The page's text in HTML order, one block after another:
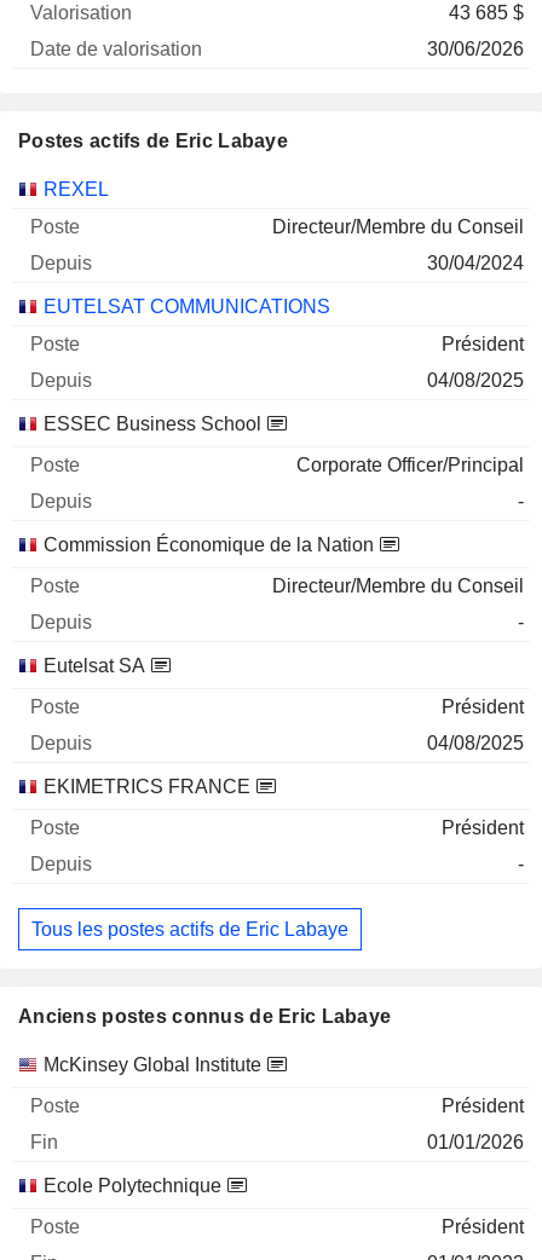
43 685 $
30/06/2026
Postes actifs de Eric Labaye
Sociétés
REXEL
Directeur/Membre du Conseil
30/04/2024
EUTELSAT COMMUNICATIONS
Président
04/08/2025
ESSEC Business School
Corporate Officer/Principal
-
Commission Économique de la Nation
Directeur/Membre du Conseil
-
Eutelsat SA
Président
04/08/2025
EKIMETRICS FRANCE
Président
-
Tous les postes actifs de Eric Labaye
Anciens postes connus de Eric Labaye
Sociétés Poste Fin
McKinsey Global Institute
Président
01/01/2026
Ecole Polytechnique
Président